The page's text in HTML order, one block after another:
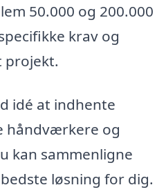
50.000 og 200.000
krav og
projekt.
idé at indhente
håndværkere og
kan sammenligne
løsning for dig.